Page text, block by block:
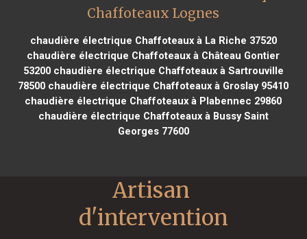
Chaffoteaux Lognes
chaudière électrique Chaffoteaux à La Riche 37520
chaudière électrique Chaffoteaux à Château Gontier
53200chaudière électrique Chaffoteaux à Sartrouville
78500 chaudière électrique Chaffoteaux à Groslay 95410
chaudière électrique Chaffoteaux à Plabennec 29860
chaudière électrique Chaffoteaux à Bussy Saint
Georges 77600
Artisan
d'intervention